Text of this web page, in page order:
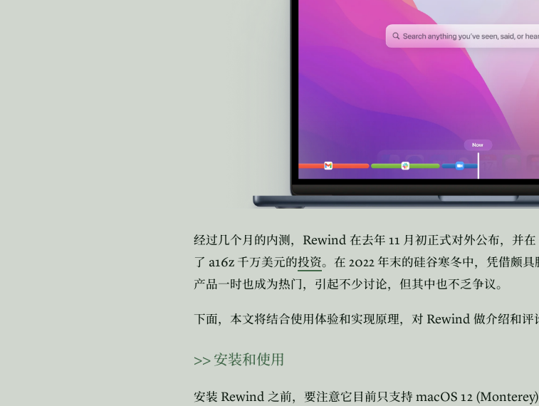
经过几个月的内测， Rewind 在去年 11 月初正式对外公布，并在
了 a16z 千万美元的投资。在 2022年末的硅谷寒冬中，凭借颇
产品一时也成为热门，引起不少讨论，但其中也不乏争议。
下面，本文将结合使用体验和实现原理，对 Rewind 做介绍和评
>> 安装和使用
安装 Rewind 之前，要注意它目前只支持 macOS 12 (Monterey)